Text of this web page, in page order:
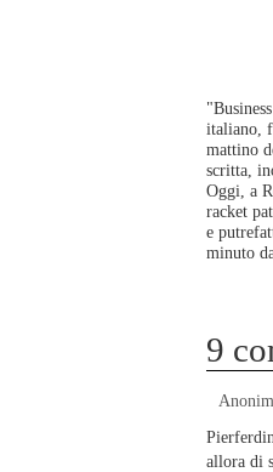
italiano,
mattino
scritta,
Oggi, a
racket
e
minuto
9
allora di